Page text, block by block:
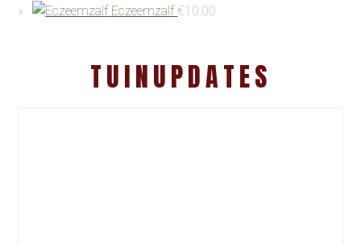
Eczeemzalf €10.00
TUINUPDATES